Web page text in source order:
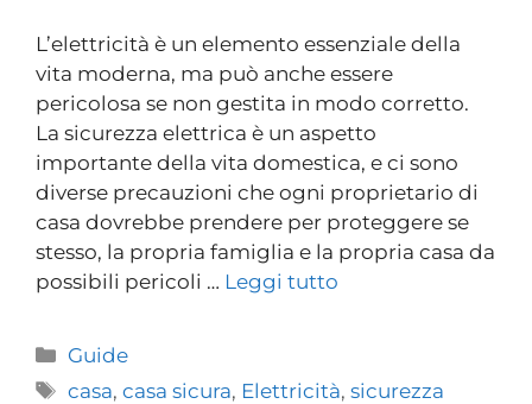
L’elettricità è un elemento essenziale della
vita moderna, ma può anche essere
pericolosa se non gestita in modo corretto.
La sicurezza elettrica è un aspetto
importante della vita domestica, e ci sono
diverse precauzioni che ogni proprietario di
casa dovrebbe prendere per proteggere se
stesso, la propria famiglia e la propria casa da
possibili pericoli … Leggi tutto
Guide
casa,casa sicura, Elettricità,sicurezza